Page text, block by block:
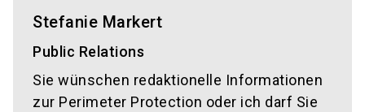
Stefanie Markert
Public Relations
Sie wünschen redaktionelle Informationen
zur Perimeter Protection oder ich darf Sie